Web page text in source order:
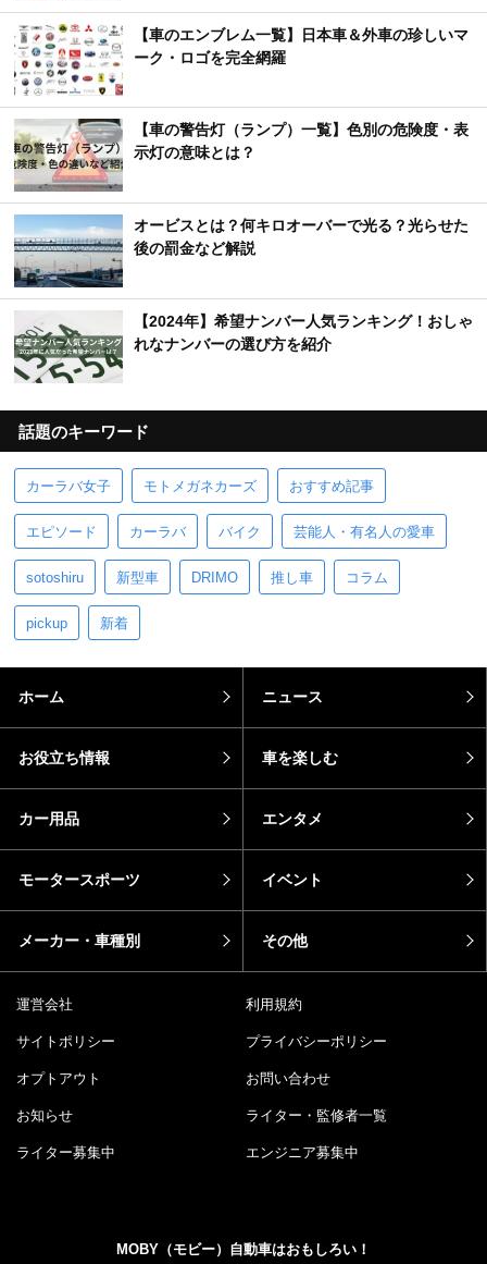
【車のエンブレム一覧】日本車＆外車の珍しいマ
ーク・ロゴを完全網羅
【車の警告灯（ランプ）一覧】色別の危険度・表
示灯の意味とは？
オービスとは？何キロオーバーで光る？光らせた
後の罰金など解説
【2024年】希望ナンバー人気ランキング！おしゃ
れなナンバーの選び方を紹介
話題のキーワード
カーラバ女子 モトメガネカーズ おすすめ記事
エピソード カーラバ バイク 芸能人・有名人の愛車
sotoshiru 新型車 DRIMO 推し車 コラム
pickup 新着
ホーム ニュース
お役立ち情報 車を楽しむ
カー用品 エンタメ
モータースポーツ イベント
メーカー・車種別 その他
運営会社 利用規約
サイトポリシー プライバシーポリシー
オプトアウト お問い合わせ
お知らせ ライター・監修者一覧
ライター募集中 エンジニア募集中
MOBY（モビー）自動車はおもしろい！